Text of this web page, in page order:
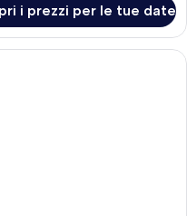
i prezzi per le tue date
camera d'albergo moderna con